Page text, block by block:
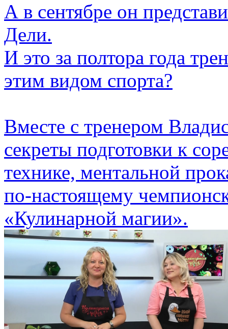
А в сентябре он
Дели.
И это за полтора года
этим видом спорта?
Вместе с тренером
секреты подготовки к
технике, ментальной
по-настоящему
«Кулинарной магии».